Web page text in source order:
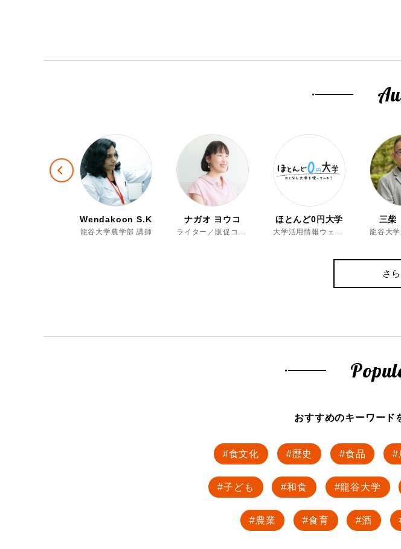
Previous
Wendakoon S.K.
龍谷大学農学部 講師
ナガオ ヨウコ
ライター／販促コンサルタント
ほとんど0円大学
大学活用情報ウェブマガジン
三
さ
おすすめのキーワード
食文化 歴史 食品
子ども 和食 龍谷大学
農業 食育 酒